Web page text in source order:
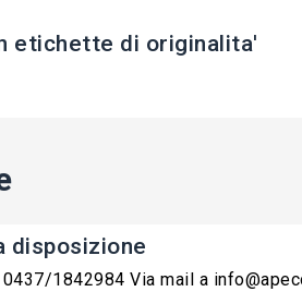
etichette di originalita'
disposizione
1842984 Via mail a